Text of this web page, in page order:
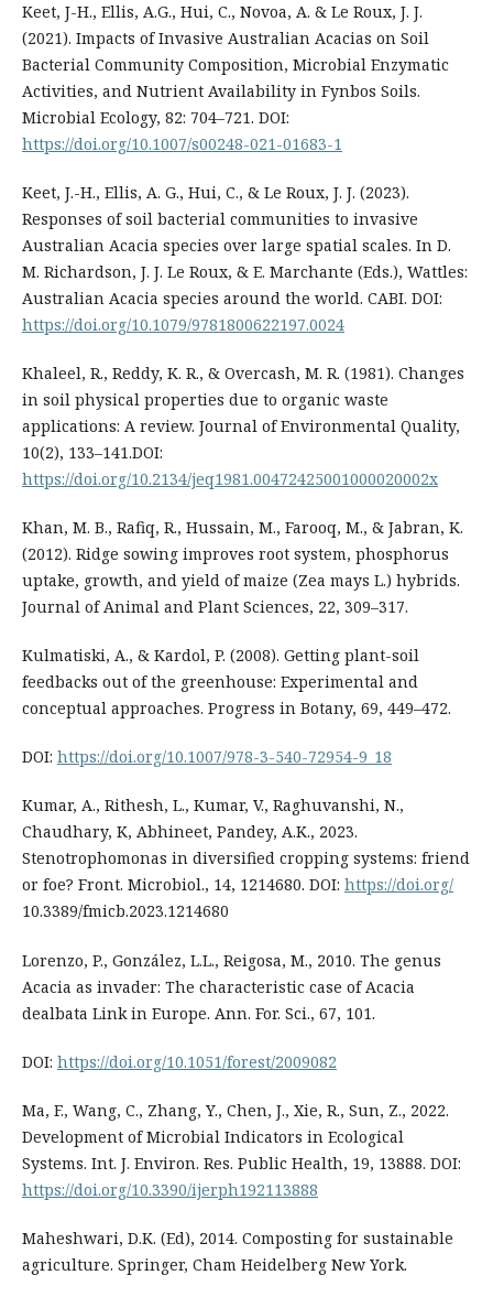
Keet, J-H., Ellis, A.G., Hui, C., Novoa, A. & Le Roux, J. J.
(2021). Impacts of Invasive Australian Acacias on Soil
Bacterial Community Composition, Microbial Enzymatic
Activities, and Nutrient Availability in Fynbos Soils.
Microbial Ecology, 82: 704–721. DOI:
https://doi.org/10.1007/s00248-021-01683-1
Keet, J.-H., Ellis, A. G., Hui, C., & Le Roux, J. J. (2023).
Responses of soil bacterial communities to invasive
Australian Acacia species over large spatial scales. In D.
M. Richardson, J. J. Le Roux, & E. Marchante (Eds.), Wattles:
Australian Acacia species around the world. CABI. DOI:
https://doi.org/10.1079/9781800622197.0024
Khaleel, R., Reddy, K. R., & Overcash, M. R. (1981). Changes
in soil physical properties due to organic waste
applications: A review. Journal of Environmental Quality,
10(2), 133–141.DOI:
https://doi.org/10.2134/jeq1981.00472425001000020002x
Khan, M. B., Rafiq, R., Hussain, M., Farooq, M., & Jabran, K.
(2012). Ridge sowing improves root system, phosphorus
uptake, growth, and yield of maize (Zea mays L.) hybrids.
Journal of Animal and Plant Sciences, 22, 309–317.
Kulmatiski, A., & Kardol, P. (2008). Getting plant-soil
feedbacks out of the greenhouse: Experimental and
conceptual approaches. Progress in Botany, 69, 449–472.
DOI: https://doi.org/10.1007/978-3-540-72954-9_18
Kumar, A., Rithesh, L., Kumar, V., Raghuvanshi, N.,
Chaudhary, K, Abhineet, Pandey, A.K., 2023.
Stenotrophomonas in diversified cropping systems: friend
or foe? Front. Microbiol., 14, 1214680. DOI: https://doi.org/
10.3389/fmicb.2023.1214680
Lorenzo, P., González, L.L., Reigosa, M., 2010. The genus
Acacia as invader: The characteristic case of Acacia
dealbata Link in Europe. Ann. For. Sci., 67, 101.
DOI: https://doi.org/10.1051/forest/2009082
Ma, F., Wang, C., Zhang, Y., Chen, J., Xie, R., Sun, Z., 2022.
Development of Microbial Indicators in Ecological
Systems. Int. J. Environ. Res. Public Health, 19, 13888. DOI:
https://doi.org/10.3390/ijerph192113888
Maheshwari, D.K. (Ed), 2014. Composting for sustainable
agriculture. Springer, Cham Heidelberg New York.